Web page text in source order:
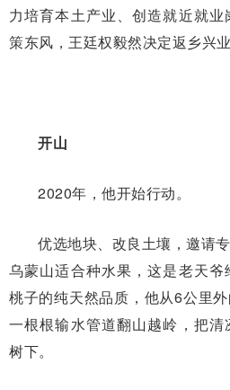
力培育本土产业、创造就近就
策东风，王廷权毅然决定返乡兴业
开山
2020年，他开始行动。
优选地块、改良土壤，邀请
乌蒙山适合种水果，这是老天
桃子的纯天然品质，他从6公里
一根根输水管道翻山越岭，把
树下。